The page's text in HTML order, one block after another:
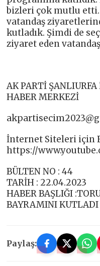
bizleri çok mutlu etti.
vatandaş
kutladık. Şimdi de
ziyaret eden
AK PARTİ
HABER MERKEZİ
İnternet Siteleri için
https://
BÜLTEN NO : 44
TARİH : 22.04.2023
HABER BAŞLIĞI
BAYRAMINI KUTLADI
Paylaş: